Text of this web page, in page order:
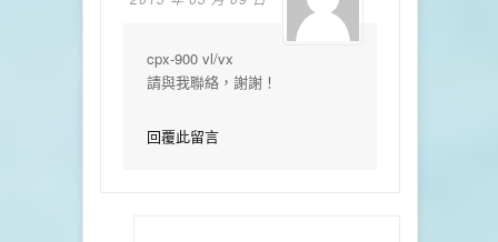
cpx-900 vl/vx
請與我聯絡，謝謝！
回覆此留言